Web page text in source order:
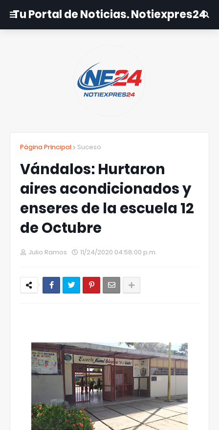
Tu Portal de Noticias. Notiexpres24
Página Principal Suceso
Vándalos: Hurtaron
aires acondicionados y
enseres de la escuela 12
de Octubre
Julio Ramos 11/24/2020 04:58:00 p.m.